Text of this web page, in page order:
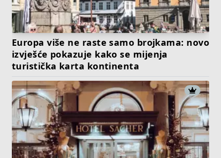
Europa više ne raste samo brojkama: novo
izvješće pokazuje kako se mijenja
turistička karta kontinenta